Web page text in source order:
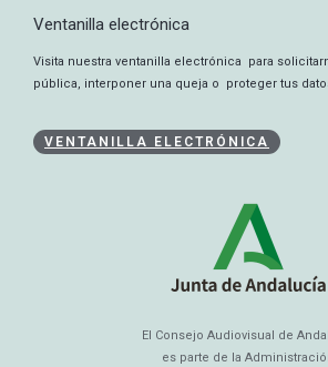
Ventanilla electrónica
Visita nuestra ventanilla electrónica para
pública, interponer una queja o proteger tus
VENTANILLA ELECTRÓNICA
El Consejo Audiovisual de
es parte de la